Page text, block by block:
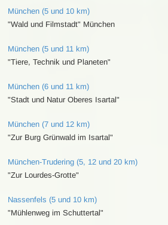
München (5 und 10 km)
"Wald und Filmstadt" München
München (5 und 11 km)
"Tiere, Technik und Planeten"
München (6 und 11 km)
"Stadt und Natur Oberes Isartal"
München (7 und 12 km)
"Zur Burg Grünwald im Isartal"
München-Trudering (5, 12 und 20 km)
"Zur Lourdes-Grotte"
Nassenfels (5 und 10 km)
"Mühlenweg im Schuttertal"